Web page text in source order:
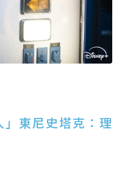
」東尼史塔克：理